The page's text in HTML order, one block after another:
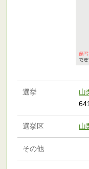
選挙 山
選挙区 山
その他